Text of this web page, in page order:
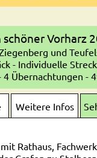
Vorharz
und
- Individuelle
4 Übernachtungen -
Weitere Infos
Rathaus,